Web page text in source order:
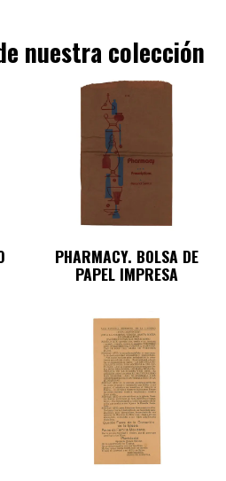
nuestra colección
PHARMACY. BOLSA DE
PAPEL IMPRESA